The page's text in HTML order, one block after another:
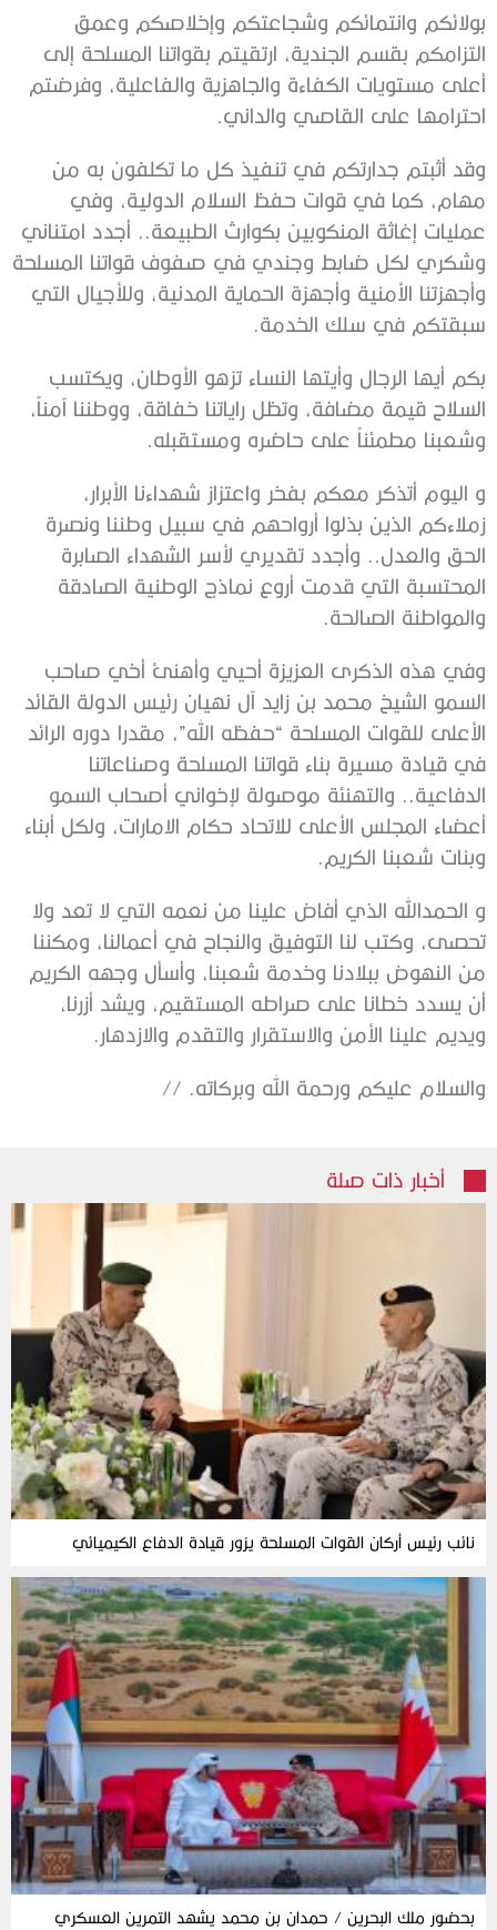
بولائكم وانتمائكم وشجاعتكم وإخلاصكم وعمق
التزامكم بقسم الجندية، ارتقيتم بقواتنا المسلحة إلى
أعلى مستويات الكفاءة والجاهزية والفاعلية، وفرضتم
احترامها على القاصي والداني.
وقد أثبتم جدارتكم في تنفيذ كل ما تكلفون به من
مهام، كما في قوات حفظ السلام الدولية، وفي
عمليات إغاثة المنكوبين بكوارث الطبيعة.. أجدد امتناني
وشكري لكل ضابط وجندي في صفوف قواتنا المسلحة
وأجهزتنا الأمنية وأجهزة الحماية المدنية، وللأجيال التي
سبقتكم في سلك الخدمة.
بكم أيها الرجال وأيتها النساء تزهو الأوطان، ويكتسب
السلاح قيمة مضافة، وتظل راياتنا خفاقة، ووطننا آمناً،
وشعبنا مطمئناً على حاضره ومستقبله.
و اليوم أتذكر معكم بفخر واعتزاز شهداءنا الأبرار،
زملاءكم الذين بذلوا أرواحهم في سبيل وطننا ونصرة
الحق والعدل.. وأجدد تقديري لأسر الشهداء الصابرة
المحتسبة التي قدمت أروع نماذج الوطنية الصادقة
والمواطنة الصالحة.
وفي هذه الذكرى العزيزة أحيي وأهنئ أخي صاحب
السمو الشيخ محمد بن زايد آل نهيان رئيس الدولة القائد
الأعلى للقوات المسلحة “حفظه الله”، مقدرا دوره الرائد
في قيادة مسيرة بناء قواتنا المسلحة وصناعاتنا
الدفاعية.. والتهنئة موصولة لإخواني أصحاب السمو
أعضاء المجلس الأعلى للاتحاد حكام الامارات، ولكل أبناء
وبنات شعبنا الكريم.
و الحمدالله الذي أفاض علينا من نعمه التي لا تعد ولا
تحصى، وكتب لنا التوفيق والنجاح في أعمالنا، ومكننا
من النهوض ببلادنا وخدمة شعبنا، وأسأل وجهه الكريم
أن يسدد خطانا على صراطه المستقيم، ويشد أزرنا،
ويديم علينا الأمن والاستقرار والتقدم والازدهار.
والسلام عليكم ورحمة الله وبركاته. //
أخبار ذات صلة
نائب رئيس أركان القوات المسلحة يزور قيادة الدفاع الكيميائي
بحضور ملك البحرين / حمدان بن محمد يشهد التمرين العسكري